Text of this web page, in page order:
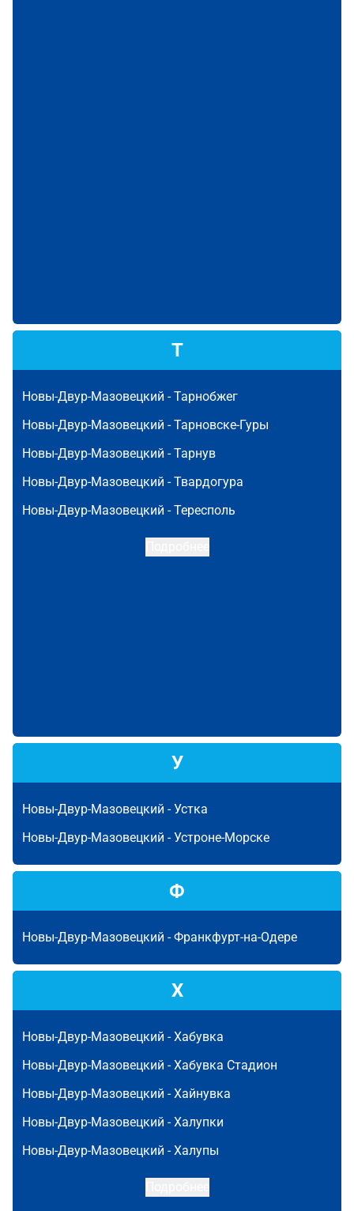
Т
Новы-Двур-Мазовецкий -Тарнобжег
Новы-Двур-Мазовецкий -Тарновске-Гуры
Новы-Двур-Мазовецкий -Тарнув
Новы-Двур-Мазовецкий -Твардогура
Новы-Двур-Мазовецкий -Тересполь
У
Новы-Двур-Мазовецкий -Устка
Новы-Двур-Мазовецкий -Устроне-Морске
Ф
Новы-Двур-Мазовецкий -Франкфурт-на-Одере
Х
Новы-Двур-Мазовецкий -Хабувка
Новы-Двур-Мазовецкий -Хабувка Стадион
Новы-Двур-Мазовецкий -Хайнувка
Новы-Двур-Мазовецкий -Халупки
Новы-Двур-Мазовецкий -Халупы